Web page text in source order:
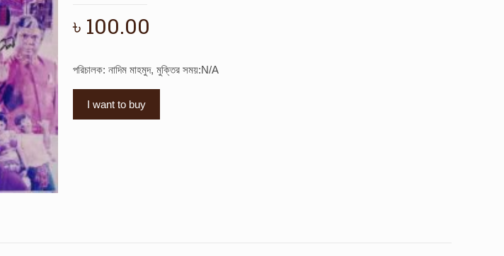
৳ 100.00
পরিচালক: নাদিম মাহমুদ, মুক্তির সময়:N/A
I want to buy